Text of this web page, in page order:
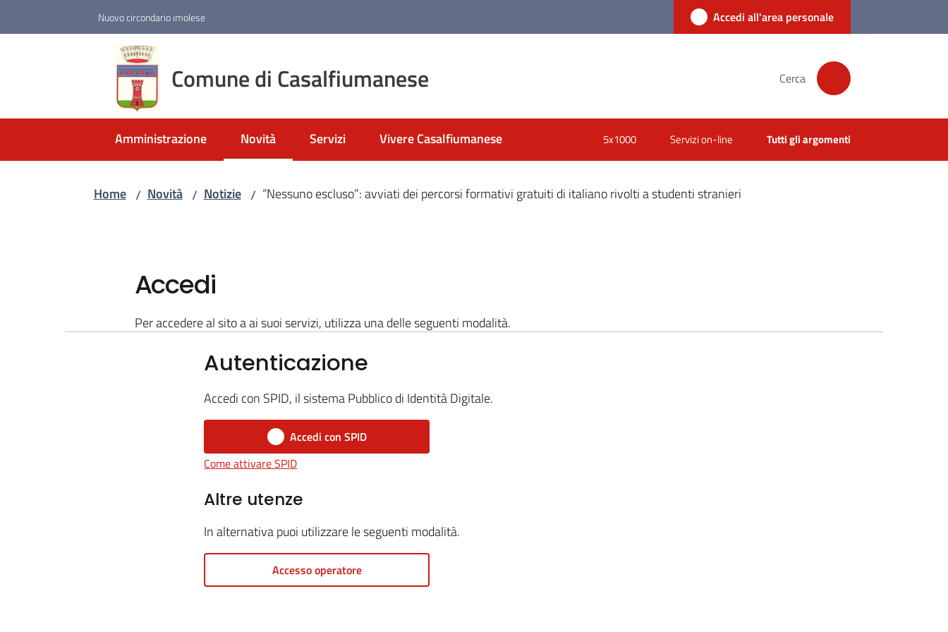
Nuovo circondario imolese Accedi all'area personale
Comune di Casalfiumanese Cerca
Amministrazione Novità
Menu selezionato
Servizi Vivere Casalfiumanese 5x1000 Servizi on-line Tutti gli argomenti
Home / Novità / Notizie / “Nessuno escluso”: avviati dei percorsi formativi gratuiti di italiano rivolti a studenti stranieri
Accedi
Per accedere al sito a ai suoi servizi, utilizza una delle seguenti modalità.
Autenticazione
Accedi con SPID, il sistema Pubblico di Identità Digitale.
Accedi con SPID
Come attivare SPID
Altre utenze
In alternativa puoi utilizzare le seguenti modalità.
Accesso operatore